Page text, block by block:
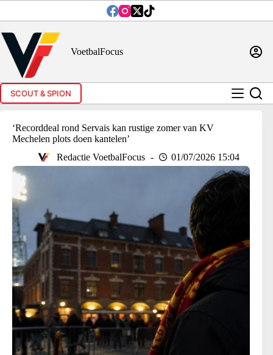
inhoud
VoetbalFocus
SCOUT & SPION
‘Recorddeal rond Servais kan rustige zomer van KV
Mechelen plots doen kantelen’
Redactie VoetbalFocus
01/07/2026 15:04